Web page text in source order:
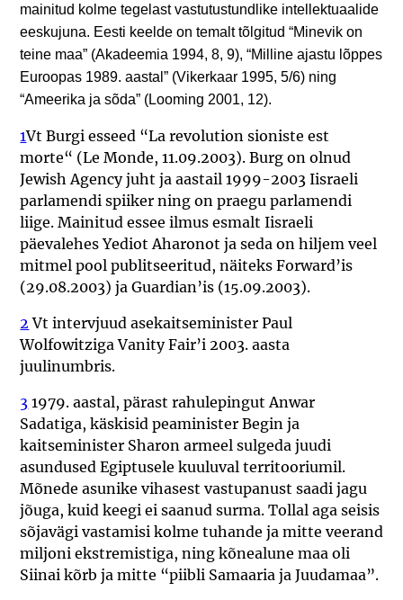
mainitud kolme tegelast vastutustundlike intellektuaalide
eeskujuna. Eesti keelde on temalt tõlgitud “Minevik on
teine maa” (Akadeemia 1994, 8, 9), “Milline ajastu lõppes
Euroopas 1989. aastal” (Vikerkaar 1995, 5/6) ning
“Ameerika ja sõda” (Looming 2001, 12).
1Vt Burgi esseed “La revolution sioniste est
morte“ (Le Monde, 11.09.2003). Burg on olnud
Jewish Agency juht ja aastail 1999-2003 Iisraeli
parlamendi spiiker ning on praegu parlamendi
liige. Mainitud essee ilmus esmalt Iisraeli
päevalehes Yediot Aharonot ja seda on hiljem veel
mitmel pool publitseeritud, näiteks Forward’is
(29.08.2003) ja Guardian’is (15.09.2003).
2 Vt intervjuud asekaitseminister Paul
Wolfowitziga Vanity Fair’i 2003. aasta
juulinumbris.
3 1979. aastal, pärast rahulepingut Anwar
Sadatiga, käskisid peaminister Begin ja
kaitseminister Sharon armeel sulgeda juudi
asundused Egiptusele kuuluval territooriumil.
Mõnede asunike vihasest vastupanust saadi jagu
jõuga, kuid keegi ei saanud surma. Tollal aga seisis
sõjavägi vastamisi kolme tuhande ja mitte veerand
miljoni ekstremistiga, ning kõnealune maa oli
Siinai kõrb ja mitte “piibli Samaaria ja Juudamaa”.